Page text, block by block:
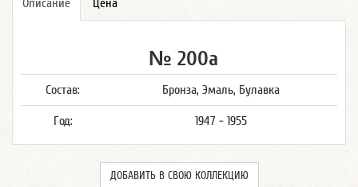
Описание Цена
№ 200а
Состав: Бронза, Эмаль, Булавка
Год: 1947 - 1955
ДОБАВИТЬ В СВОЮ КОЛЛЕКЦИЮ